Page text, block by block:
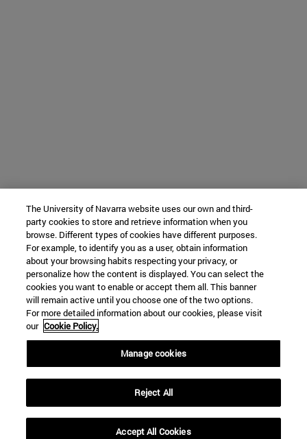
The University of Navarra website uses our own and third-
party cookies to store and retrieve information when you
browse. Different types of cookies have different purposes.
For example, to identify you as a user, obtain information
about your browsing habits respecting your privacy, or
personalize how the content is displayed. You can select the
cookies you want to enable or accept them all. This banner
will remain active until you choose one of the two options.
For more detailed information about our cookies, please visit
our Cookie Policy.
Manage cookies
Reject All
Accept All Cookies